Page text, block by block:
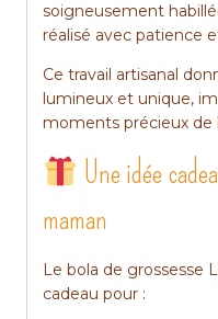
soigneusement
réalisé avec patience
Ce travail artisanal
lumineux et unique,
moments précieux de
Une idée
maman
Le bola de grossesse
cadeau pour :